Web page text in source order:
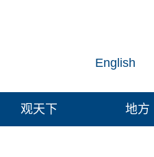
English
观天下 地方